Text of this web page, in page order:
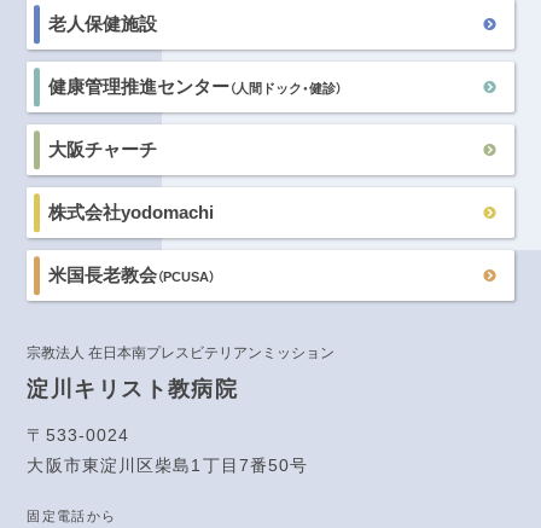
老人保健施設
健康管理推進センター（人間ドック・健診）
大阪チャーチ
株式会社yodomachi
米国長老教会（PCUSA）
宗教法人 在日本南プレスビテリアンミッション
淀川キリスト教病院
〒533-0024
大阪市東淀川区柴島1丁目7番50号
固定電話から